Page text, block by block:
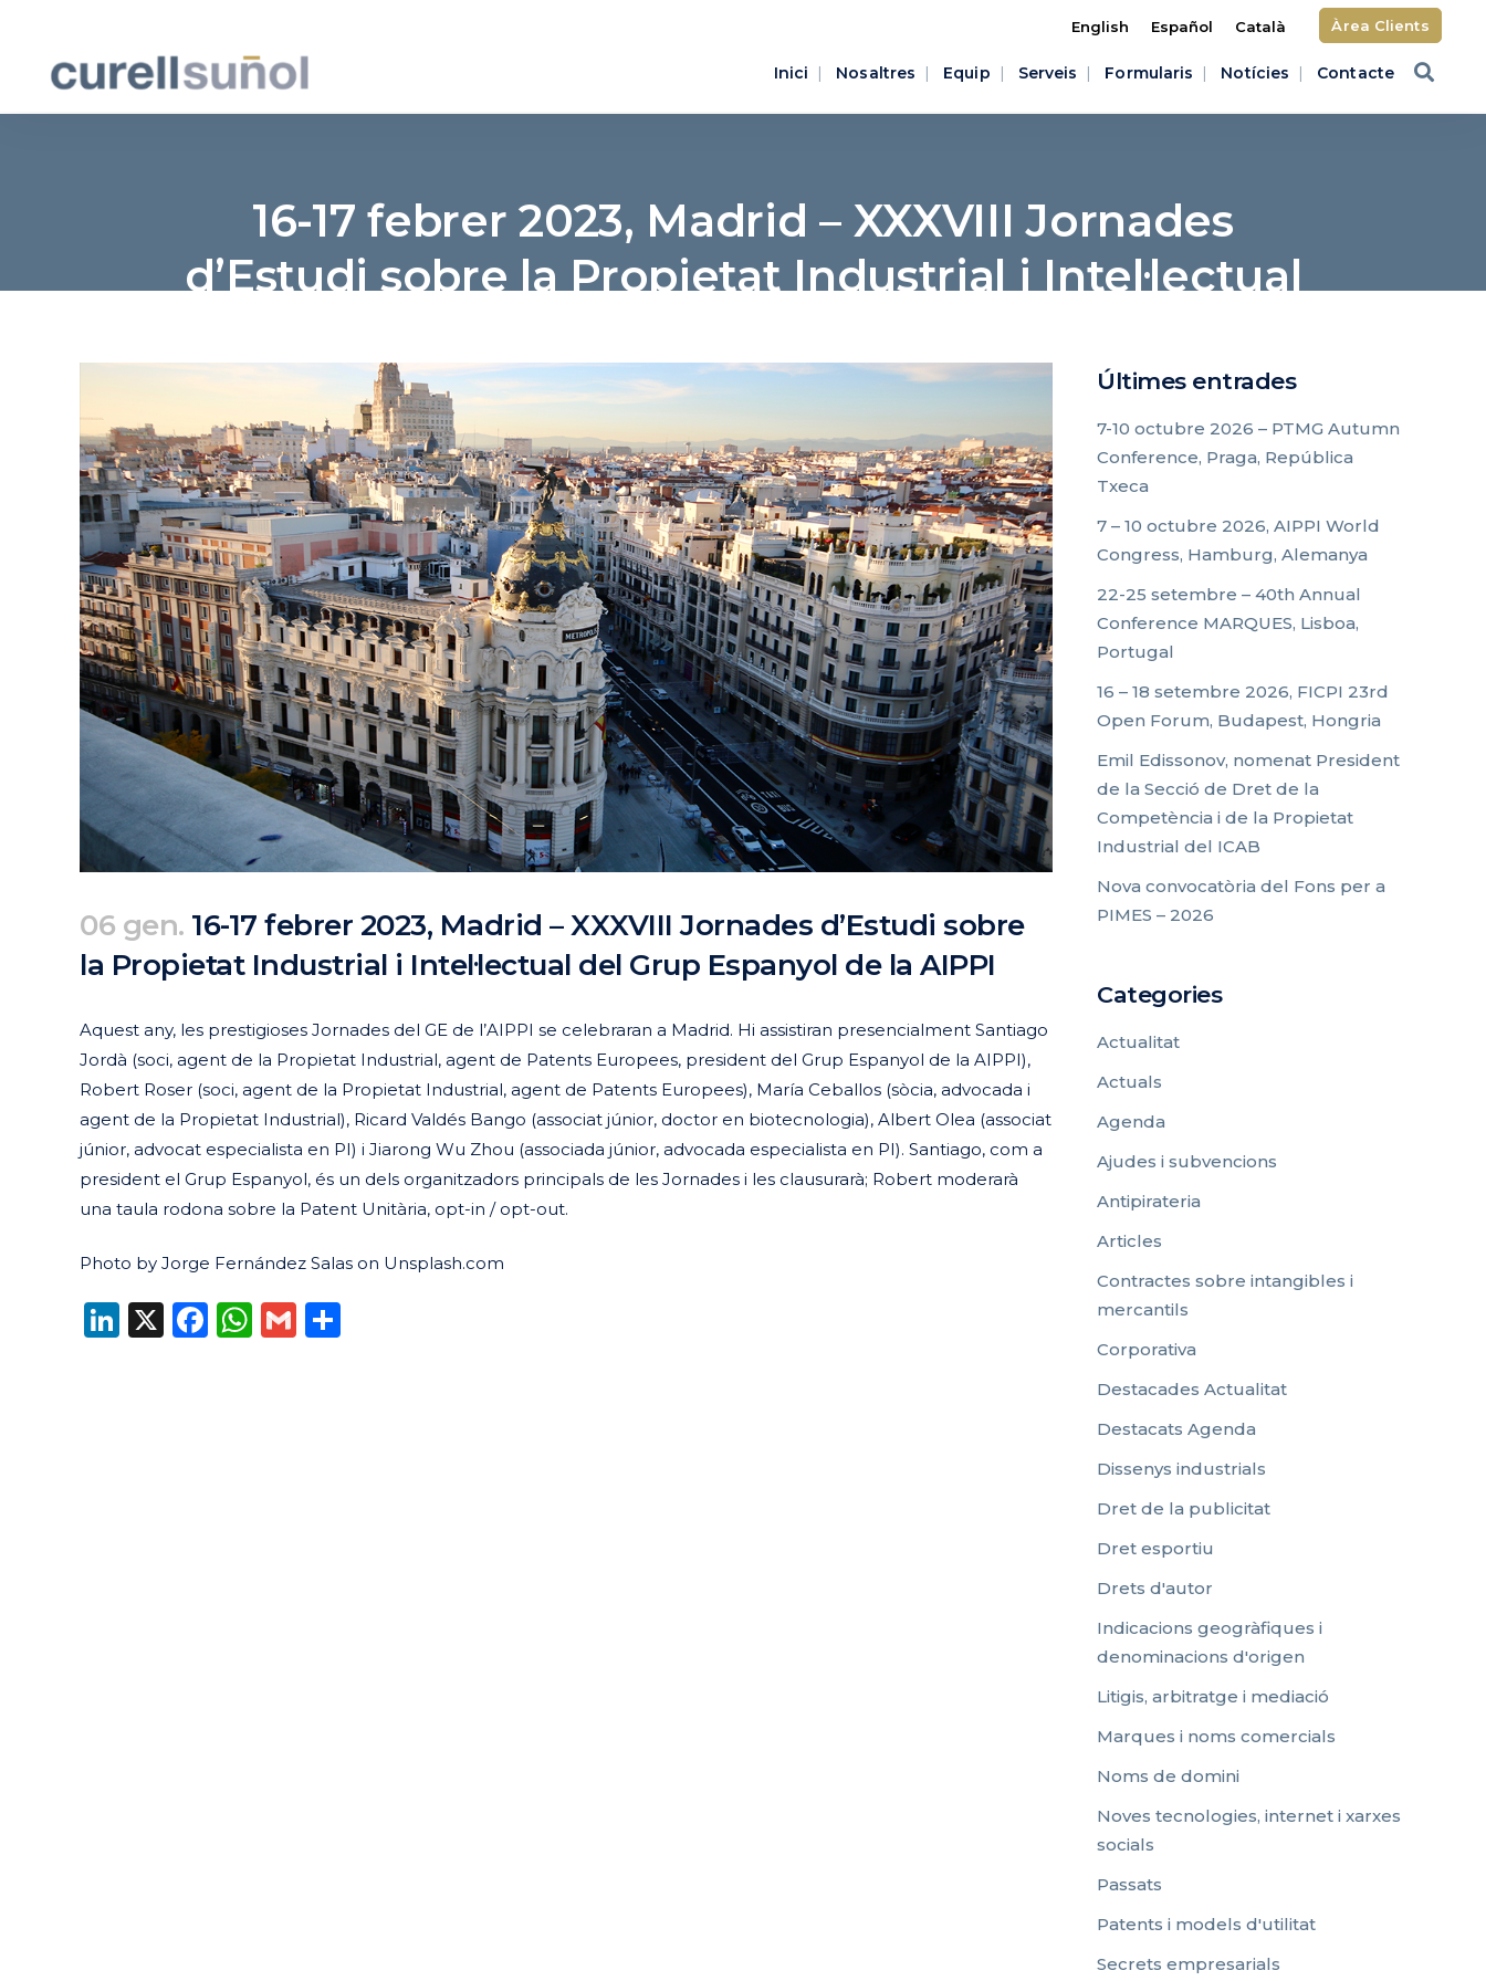
English Español Català Àrea Clients
Inici Nosaltres Equip Serveis Formularis Notícies Contacte
16-17 febrer 2023, Madrid – XXXVIII Jornades
d’Estudi sobre la Propietat Industrial i Intel·lectual
06 gen. 16-17 febrer 2023, Madrid – XXXVIII Jornades d’Estudi sobre
la Propietat Industrial i Intel·lectual del Grup Espanyol de la AIPPI
Aquest any, les prestigioses Jornades del GE de l’AIPPI se celebraran a Madrid. Hi assistiran presencialment Santiago
Jordà (soci, agent de la Propietat Industrial, agent de Patents Europees, president del Grup Espanyol de la AIPPI),
Robert Roser (soci, agent de la Propietat Industrial, agent de Patents Europees), María Ceballos (sòcia, advocada i
agent de la Propietat Industrial), Ricard Valdés Bango (associat júnior, doctor en biotecnologia), Albert Olea (associat
júnior, advocat especialista en PI) i Jiarong Wu Zhou (associada júnior, advocada especialista en PI). Santiago, com a
president el Grup Espanyol, és un dels organitzadors principals de les Jornades i les clausurarà; Robert moderarà
una taula rodona sobre la Patent Unitària, opt-in / opt-out.
Photo by Jorge Fernández Salas on Unsplash.com
LinkedIn
X Facebook
WhatsApp
Gmail
Últimes entrades
7-10 octubre 2026 – PTMG Autumn
Conference, Praga, República
Txeca
7 – 10 octubre 2026, AIPPI World
Congress, Hamburg, Alemanya
22-25 setembre – 40th Annual
Conference MARQUES, Lisboa,
Portugal
16 – 18 setembre 2026, FICPI 23rd
Open Forum, Budapest, Hongria
Emil Edissonov, nomenat President
de la Secció de Dret de la
Competència i de la Propietat
Industrial del ICAB
Nova convocatòria del Fons per a
PIMES – 2026
Categories
Actualitat
Actuals
Agenda
Ajudes i subvencions
Antipirateria
Articles
Contractes sobre intangibles i
mercantils
Corporativa
Destacades Actualitat
Destacats Agenda
Dissenys industrials
Dret de la publicitat
Dret esportiu
Drets d'autor
Indicacions geogràfiques i
denominacions d'origen
Litigis, arbitratge i mediació
Marques i noms comercials
Noms de domini
Noves tecnologies, internet i xarxes
socials
Passats
Patents i models d'utilitat
Secrets empresarials